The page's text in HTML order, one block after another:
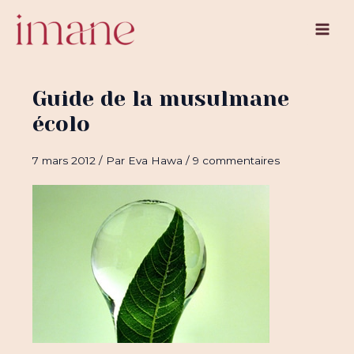
contenu
Main
Guide de la musulmane
écolo
7 mars 2012/ Par Eva Hawa/9 commentaires